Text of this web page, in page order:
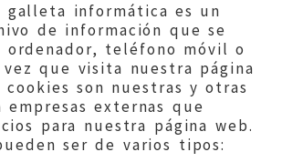
galleta informática es un
de información que se
ordenador, teléfono móvil o
que visita nuestra página
cookies son nuestras y otras
empresas externas que
para nuestra página web.
ser de varios tipos: